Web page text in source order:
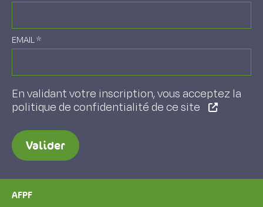
EMAIL*
En validant votre inscription, vous acceptez la
politique de confidentialité de ce site
Valider
AFPF